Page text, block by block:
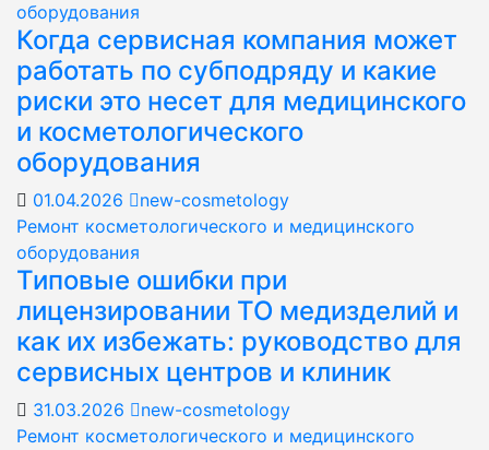
оборудования
Когда сервисная компания может
работать по субподряду и какие
риски это несет для медицинского
и косметологического
оборудования
01.04.2026
new-cosmetology
Ремонт косметологического и медицинского
оборудования
Типовые ошибки при
лицензировании ТО медизделий и
как их избежать: руководство для
сервисных центров и клиник
31.03.2026
new-cosmetology
Ремонт косметологического и медицинского